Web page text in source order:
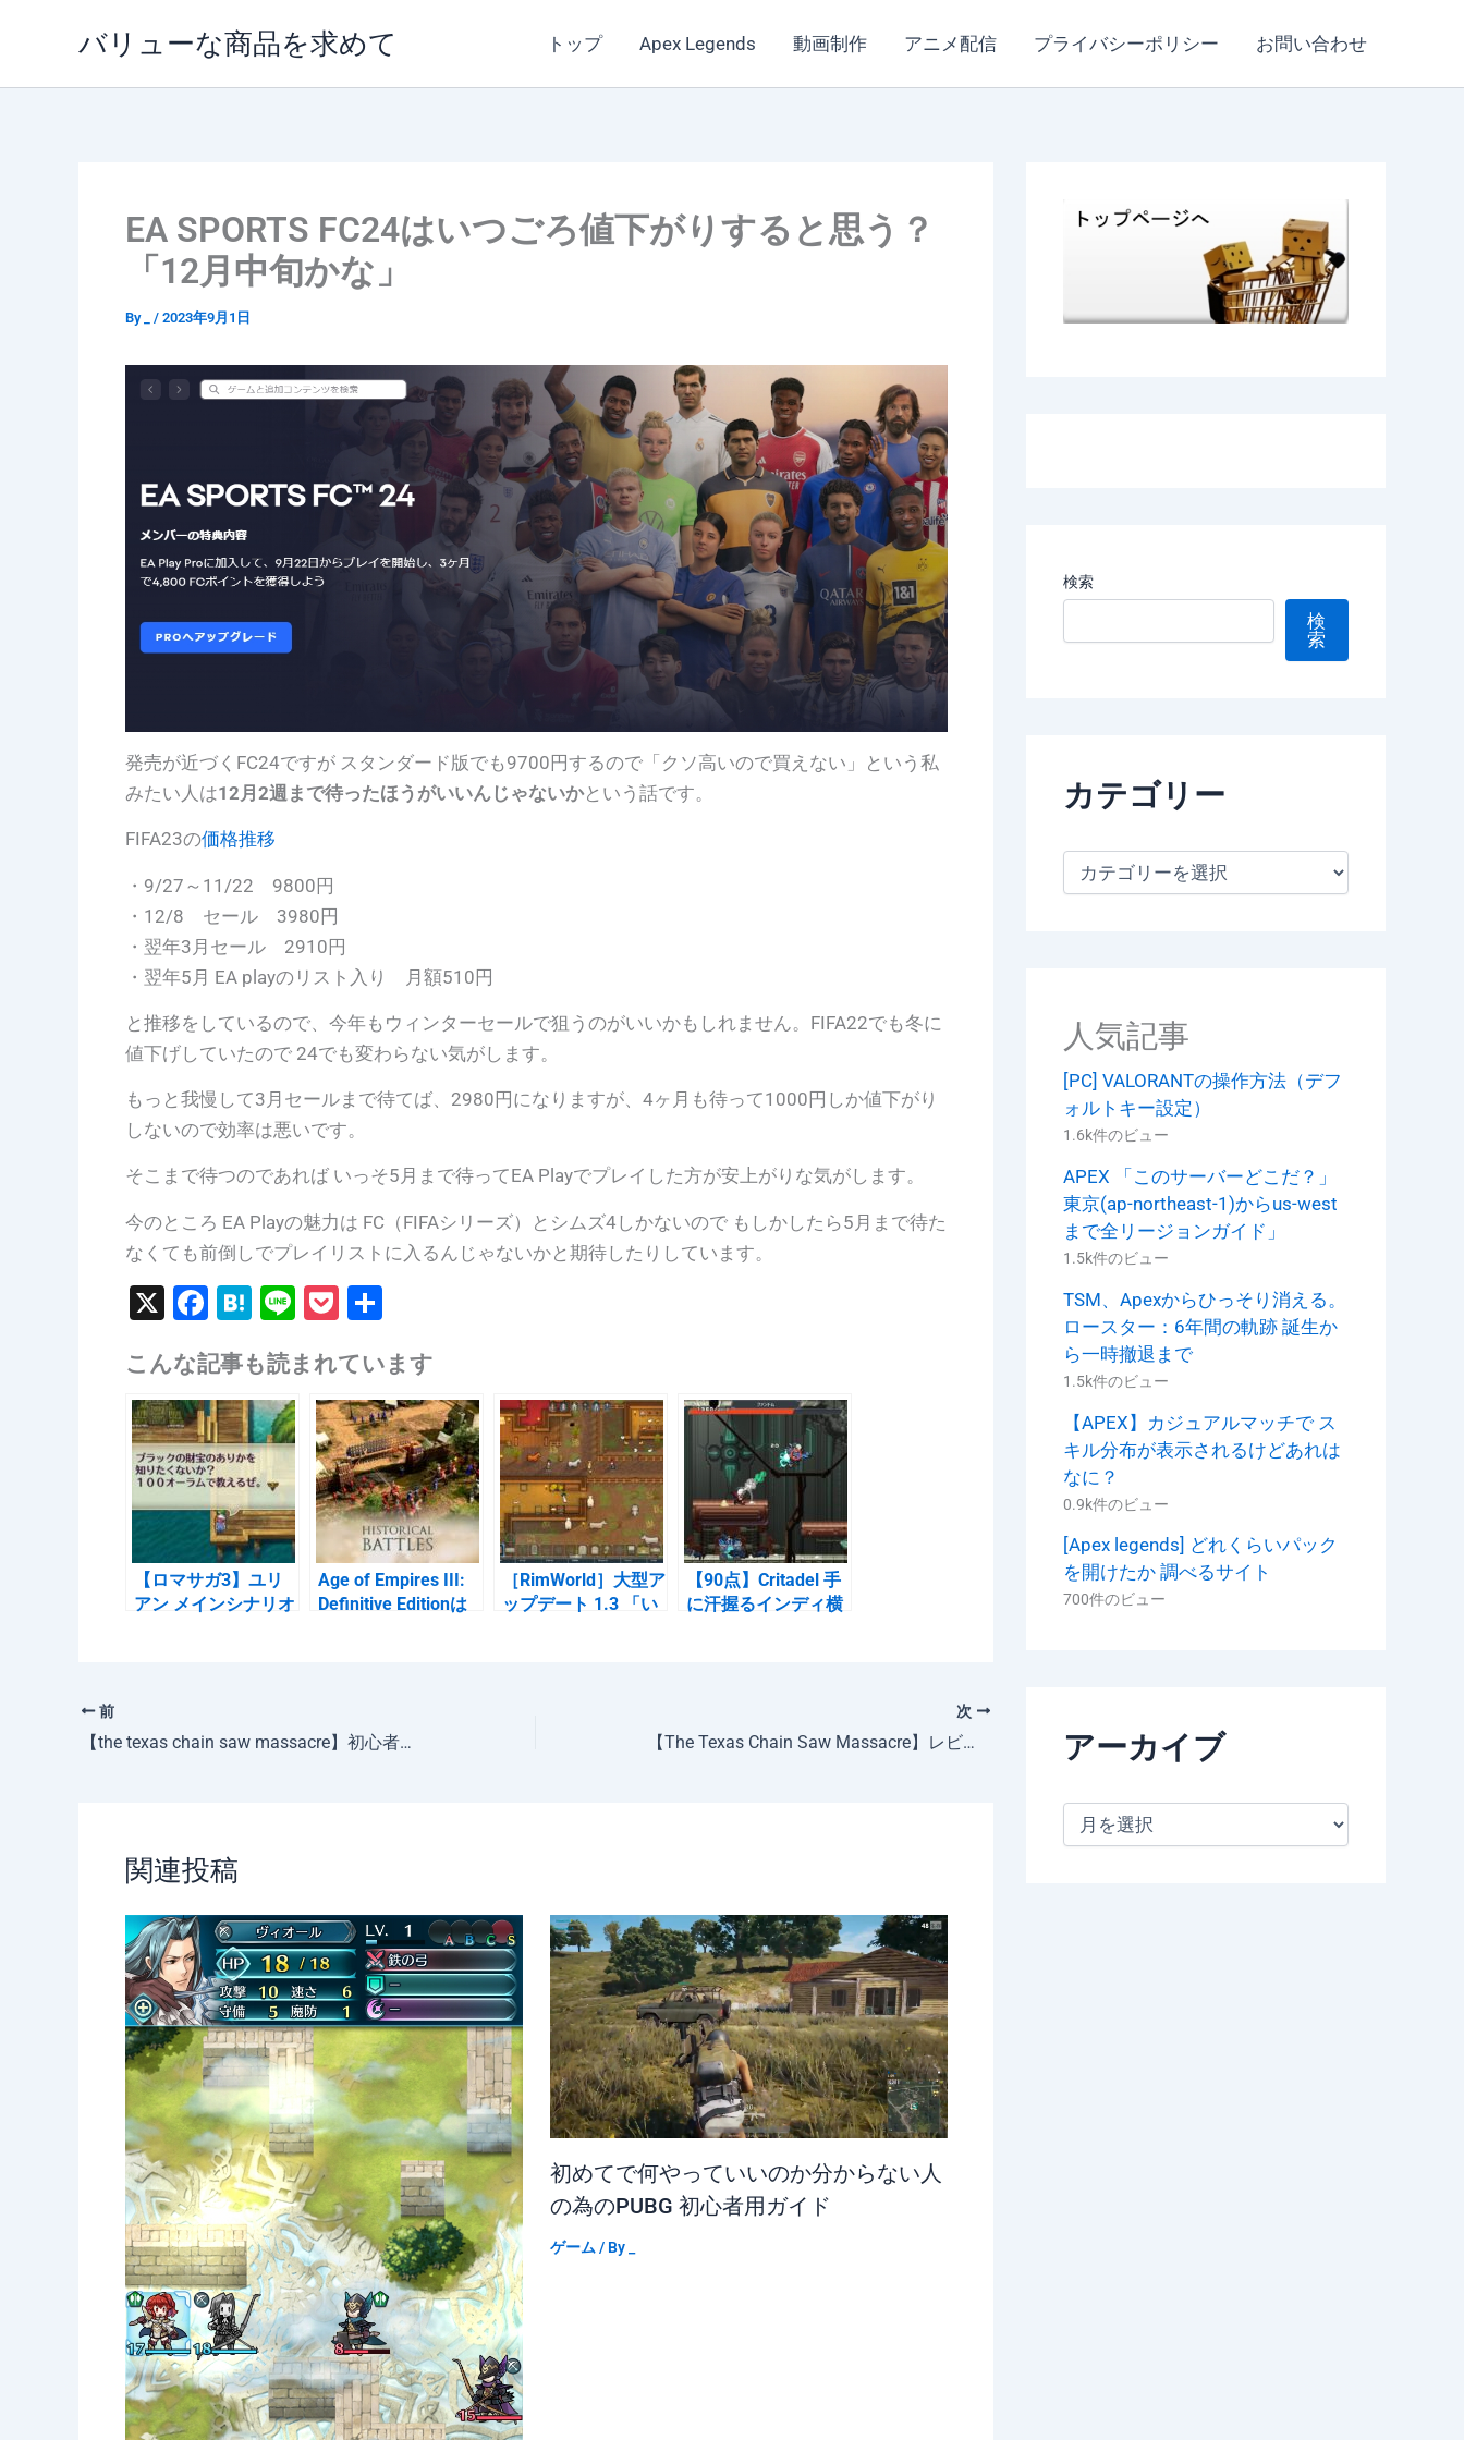
バリューな商品を求めて トップ Apex Legends 動画制作 アニメ配信 プライバシーポリシー お問い合わせ
EA SPORTS FC24はいつごろ値下がりすると思う？
「12月中旬かな」
By / 2023年9月1日
発売が近づくFC24ですが スタンダード版でも9700円するので「クソ高いので買えない」という私
みたい人は12月2週まで待ったほうがいいんじゃないかという話です。
FIFA23の価格推移
・9/27～11/22 9800円
・12/8 セール 3980円
・翌年3月セール 2910円
・翌年5月 EA playのリスト入り 月額510円
と推移をしているので、今年もウィンターセールで狙うのがいいかもしれません。FIFA22でも冬に
値下げしていたので 24でも変わらない気がします。
もっと我慢して3月セールまで待てば、2980円になりますが、4ヶ月も待って1000円しか値下がり
しないので効率は悪いです。
そこまで待つのであれば いっそ5月まで待ってEA Playでプレイした方が安上がりな気がします。
今のところ EA Playの魅力は FC（FIFAシリーズ）とシムズ4しかないので もしかしたら5月まで待た
なくても前倒しでプレイリストに入るんじゃないかと期待したりしています。
X F
c
e
b
o
o
k
H
e
n
a
Li
e
P
c
k
et
共
こんな記事も読まれています
【ロマサガ3】ユリ
アン メインシナリオ
Age of Empires III:
Definitive Editionは
［RimWorld］大型ア
ップデート 1.3 「い
【90点】Critadel 手
に汗握るインディ横
前
【the texas chain saw massacre】初心者ガイド「サバ編」
次
【The Texas Chain Saw Massacre】レビュー60点「待ち時間を短縮しないと厳しい」
関連投稿
初めてで何やっていいのか分からない人
の為のPUBG 初心者用ガイド
ゲーム/ By
検索
検
索
カテゴリー
人気記事
[PC] VALORANTの操作方法（デフ
ォルトキー設定）
1.6k件のビュー
APEX 「このサーバーどこだ？」
東京(ap-northeast-1)からus-west
まで全リージョンガイド」
1.5k件のビュー
TSM、Apexからひっそり消える。
ロースター：6年間の軌跡 誕生か
ら一時撤退まで
1.5k件のビュー
【APEX】カジュアルマッチで ス
キル分布が表示されるけどあれは
なに？
0.9k件のビュー
[Apex legends] どれくらいパック
を開けたか 調べるサイト
700件のビュー
アーカイブ